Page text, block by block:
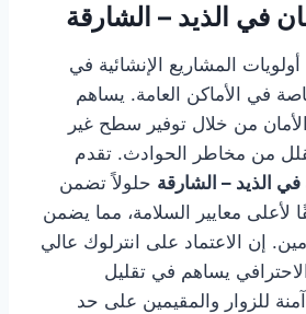
في الذيد – الشارقة
المشاريع الإنشائية في
في الأماكن العامة. يساهم
الأمان من خلال توفير سطح غير
يقلل من مخاطر الحوادث. تقدم
الذيد – الشارقة حلولاً تضمن
لأعلى معايير السلامة، مما يضمن
إن الاعتماد على انترلوك عالي
يساهم في تقليل
للزوار والمقيمين على حد